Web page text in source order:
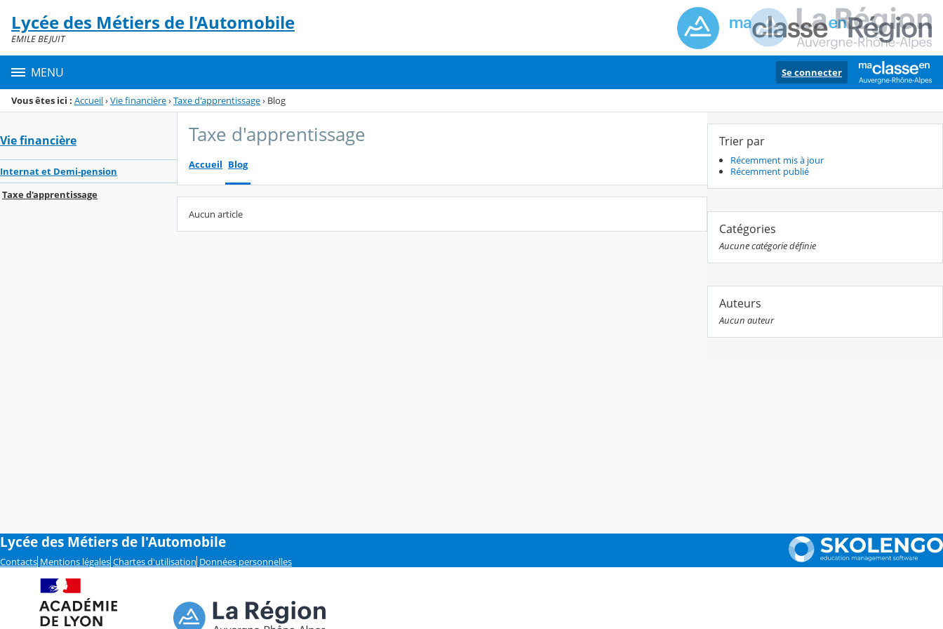
Menu de la rubrique
Contenu
Lycée des Métiers de l'Automobile
EMILE BEJUIT
MENU Se connecter
Vous êtes ici : Accueil›Vie financière›Taxe d'apprentissage› Blog
Vie financière
Internat et Demi-pension
Taxe d'apprentissage
Taxe d'apprentissage
Accueil Blog
Aucun article
Trier par
Récemment mis à jour
Récemment publié
Catégories
Aucune catégorie définie
Auteurs
Aucun auteur
Lycée des Métiers de l'Automobile
Contacts Mentions légales Chartes d'utilisation Données personnelles